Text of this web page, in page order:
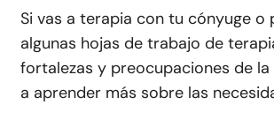
Si vas a terapia con tu cónyuge
algunas hojas de trabajo de
fortalezas y preocupaciones de
a aprender más sobre las